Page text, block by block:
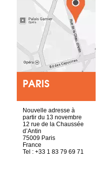
PARIS
Nouvelle adresse à
partir du 13 novembre
12 rue de la Chaussée
d’Antin
75009 Paris
France
Tel : +33 1 83 79 69 71